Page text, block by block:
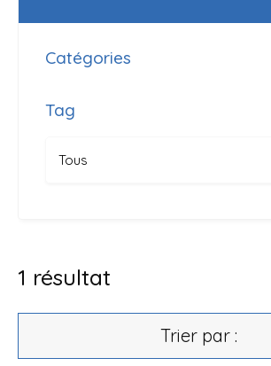
Catégories
Tag
1 résultat
Trier par :